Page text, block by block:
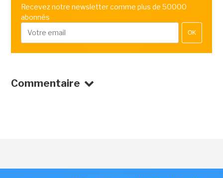
Recevez notre newsletter comme plus de 50000
abonnés
OK
Commentaire